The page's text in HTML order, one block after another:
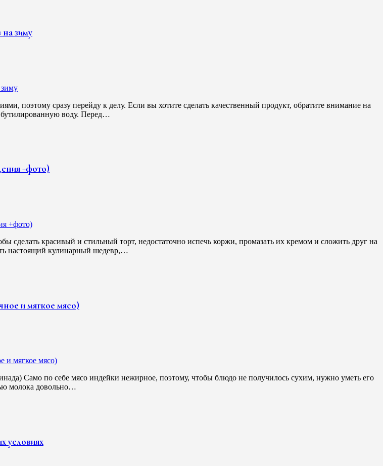
зиму
поэтому сразу перейду к делу. Если вы хотите сделать качественный продукт, обратите внимание на
бутилированную воду. Перед…
+фото)
сделать красивый и стильный торт, недостаточно испечь коржи, промазать их кремом и сложить друг на
настоящий кулинарный шедевр,…
и мягкое мясо)
Само по себе мясо индейки нежирное, поэтому, чтобы блюдо не получилось сухим, нужно уметь его
молока довольно…
условиях